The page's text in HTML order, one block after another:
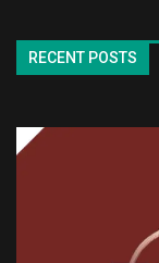
RECENT POSTS